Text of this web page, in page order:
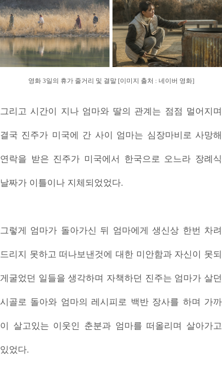
영화 3일의 휴가 줄거리 및 결말 [이미지 출처 : 네이버 영화]
그리고 시간이 지나 엄마와 딸의 관계는 점점 멀어지며
결국 진주가 미국에 간 사이 엄마는 심장마비로 사망해
연락을 받은 진주가 미국에서 한국으로 오느라 장례식
날짜가 이틀이나 지체되었었다.
그렇게 엄마가 돌아가신 뒤 엄마에게 생신상 한번 차려
드리지 못하고 떠나보낸것에 대한 미안함과 자신이 못되
게굴었던 일들을 생각하며 자책하던 진주는 엄마가 살던
시골로 돌아와 엄마의 레시피로 백반 장사를 하며 가까
이 살고있는 이웃인 춘분과 엄마를 떠올리며 살아가고
있었다.